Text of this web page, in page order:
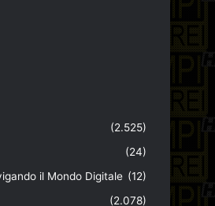
(2.525)
(24)
il Mondo Digitale (12)
(2.078)